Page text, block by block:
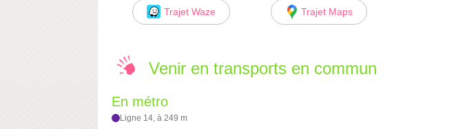
Trajet Waze Trajet Maps
Venir en transports en commun
En métro
Ligne 14, à 249 m